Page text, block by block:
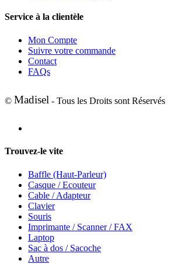
Service à la clientèle
Mon Compte
Suivre votre commande
Contact
FAQs
© Madisel - Tous les Droits sont Réservés
Trouvez-le vite
Baffle (Haut-Parleur)
Casque / Ecouteur
Cable / Adapteur
Clavier
Souris
Imprimante / Scanner / FAX
Laptop
Sac à dos / Sacoche
Autre